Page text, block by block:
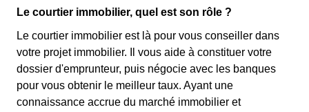
Le courtier immobilier, quel est son rôle ?
Le courtier immobilier est là pour vous conseiller dans
votre projet immobilier. Il vous aide à constituer votre
dossier d'emprunteur, puis négocie avec les banques
pour vous obtenir le meilleur taux. Ayant une
connaissance accrue du marché immobilier et